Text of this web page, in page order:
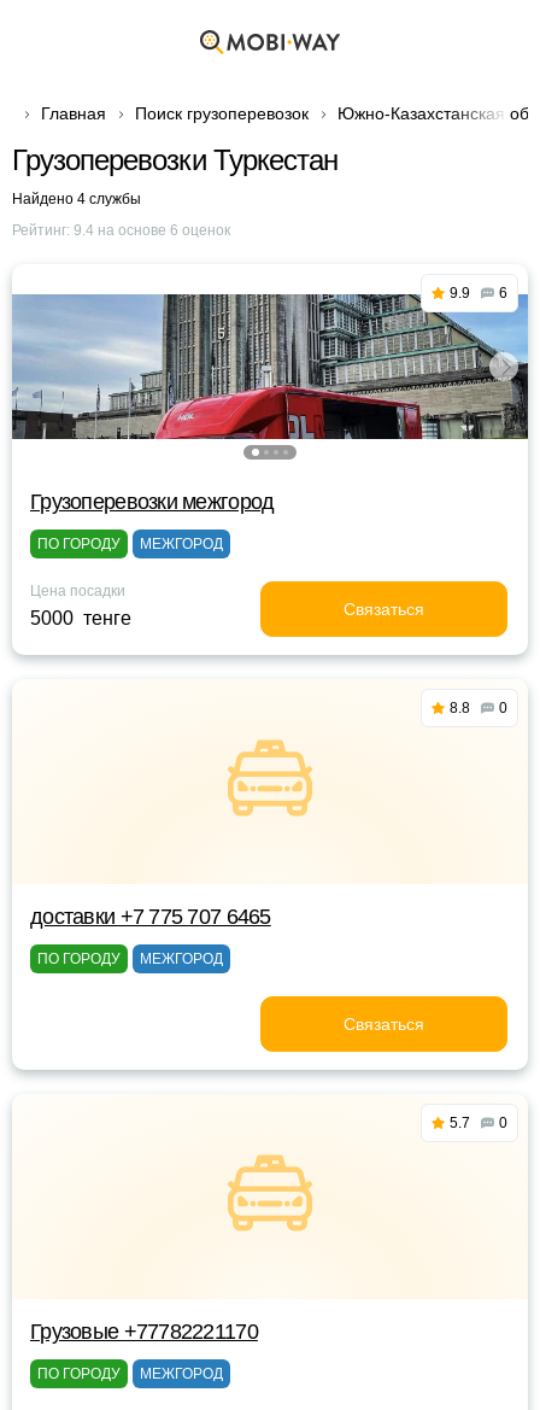
Главная Поиск грузоперевозок Южно-Казахстанская
Грузоперевозки Туркестан
Найдено 4 службы
Рейтинг: 9.4 на основе 6 оценок
9.9 6
Грузоперевозки межгород
ПО ГОРОДУ МЕЖГОРОД
Цена посадки
5000 тенге Связаться
8.8 0
доставки +7 775 707 6465
ПО ГОРОДУ МЕЖГОРОД
Связаться
5.7 0
Грузовые +77782221170
ПО ГОРОДУ МЕЖГОРОД